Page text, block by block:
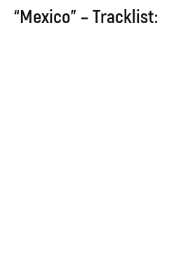
“Mexico” – Tracklist: